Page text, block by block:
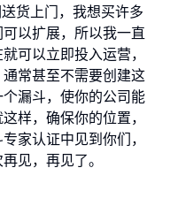
货上门，我想买许多
以扩展，所以我一直
可以立即投入运营，
常甚至不需要创建这
漏斗，使你的公司能
样，确保你的位置，
家认证中见到你们，
见，再见了。